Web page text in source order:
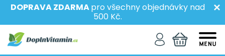
DOPRAVA ZDARMApro všechny objednávky nad
500 Kč.